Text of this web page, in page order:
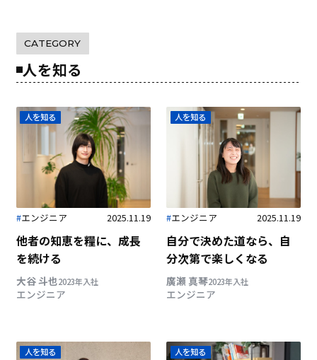
CATEGORY
人を知る
人を知る
#エンジニア 2025.11.19
他者の知恵を糧に、成長
を続ける
大谷 斗也2023年入社
エンジニア
人を知る
#エンジニア 2025.11.19
自分で決めた道なら、 自
分次第で楽しくなる
廣瀬 真琴2023年入社
エンジニア
人を知る 人を知る